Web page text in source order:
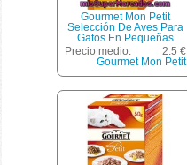
Gourmet Mon Petit
Selección De Aves Para
Gatos En Pequeñas
Raciones Pack 6
Unidades 50 G
Precio medio:
2.5 €
Gourmet Mon Petit